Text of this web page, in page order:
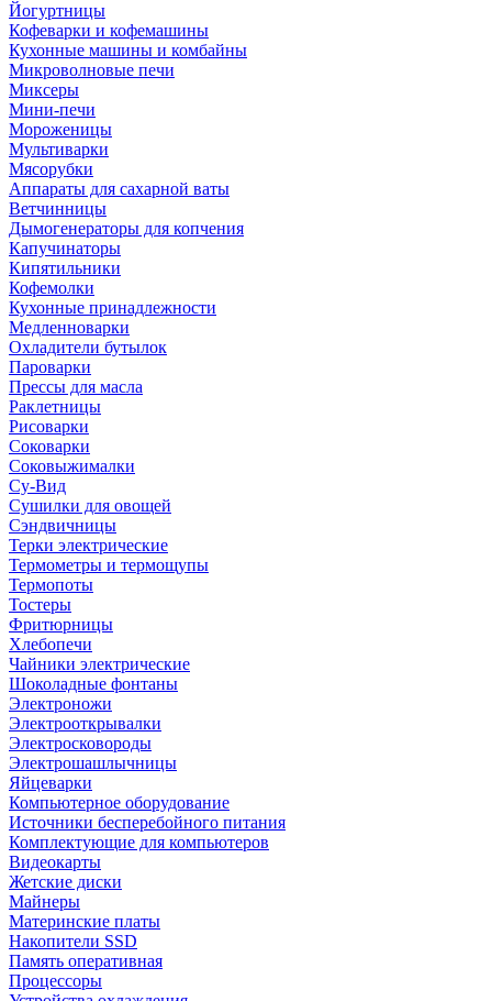
Йогуртницы
Кофеварки и кофемашины
Кухонные машины и комбайны
Микроволновые печи
Миксеры
Мини-печи
Мороженицы
Мультиварки
Мясорубки
Аппараты для сахарной ваты
Ветчинницы
Дымогенераторы для копчения
Капучинаторы
Кипятильники
Кофемолки
Кухонные принадлежности
Медленноварки
Охладители бутылок
Пароварки
Прессы для масла
Раклетницы
Рисоварки
Соковарки
Соковыжималки
Су-Вид
Сушилки для овощей
Сэндвичницы
Терки электрические
Термометры и термощупы
Термопоты
Тостеры
Фритюрницы
Хлебопечи
Чайники электрические
Шоколадные фонтаны
Электроножи
Электрооткрывалки
Электросковороды
Электрошашлычницы
Яйцеварки
Компьютерное оборудование
Источники бесперебойного питания
Комплектующие для компьютеров
Видеокарты
Жетские диски
Майнеры
Материнские платы
Накопители SSD
Память оперативная
Процессоры